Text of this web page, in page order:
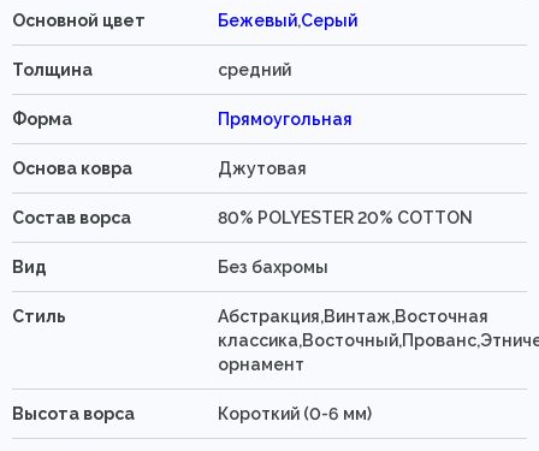
Основной цвет Бежевый,Серый
Толщина средний
Форма Прямоугольная
Основа ковра Джутовая
Состав ворса 80% POLYESTER 20% COTTON
Вид Без бахромы
Стиль
Абстракция,Винтаж,Восточная
орнамент
Высота ворса Короткий (0-6 мм)